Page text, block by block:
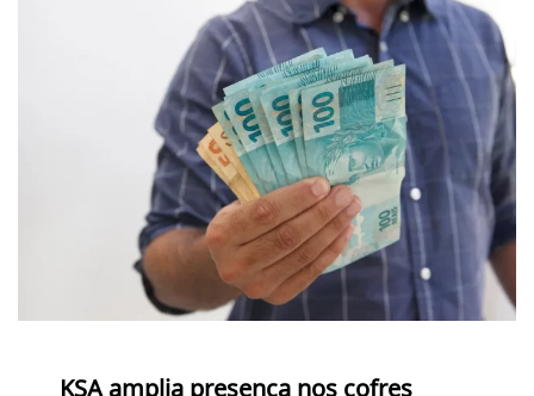
KSA amplia presença nos cofres